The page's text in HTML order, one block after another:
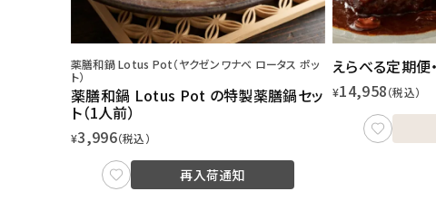
薬膳和鍋 Lotus Pot（ヤクゼンワナベ ロータス ポッ
ト）
薬膳和鍋 Lotus Pot の特製薬膳鍋セッ
ト（1人前）
¥3,996（税込）
再入荷通知
えらべる定期便
¥14,958（税込）